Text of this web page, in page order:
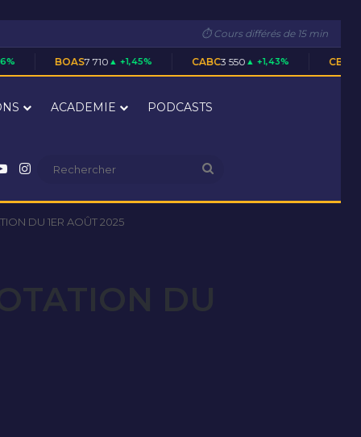
⏱ Cours différés de 15 min
7 710 ▲ +1,45% CABC3 550 ▲ +1,43% CBIBF28 305 ▲ +0,02%
ACADEMIE PODCASTS
YouTube
Instagram
DU 1ER AOÛT 2025